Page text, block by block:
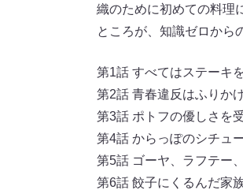
織のために初めての料理
ところが、知識ゼロか
第1話 すべてはステーキ
第2話 青春違反はふりか
第3話 ポトフの優しさを
第4話 からっぽのシチュ
第5話 ゴーヤ、ラフテー
第6話 餃子にくるんだ家